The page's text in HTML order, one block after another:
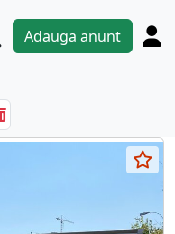
Adauga anunt